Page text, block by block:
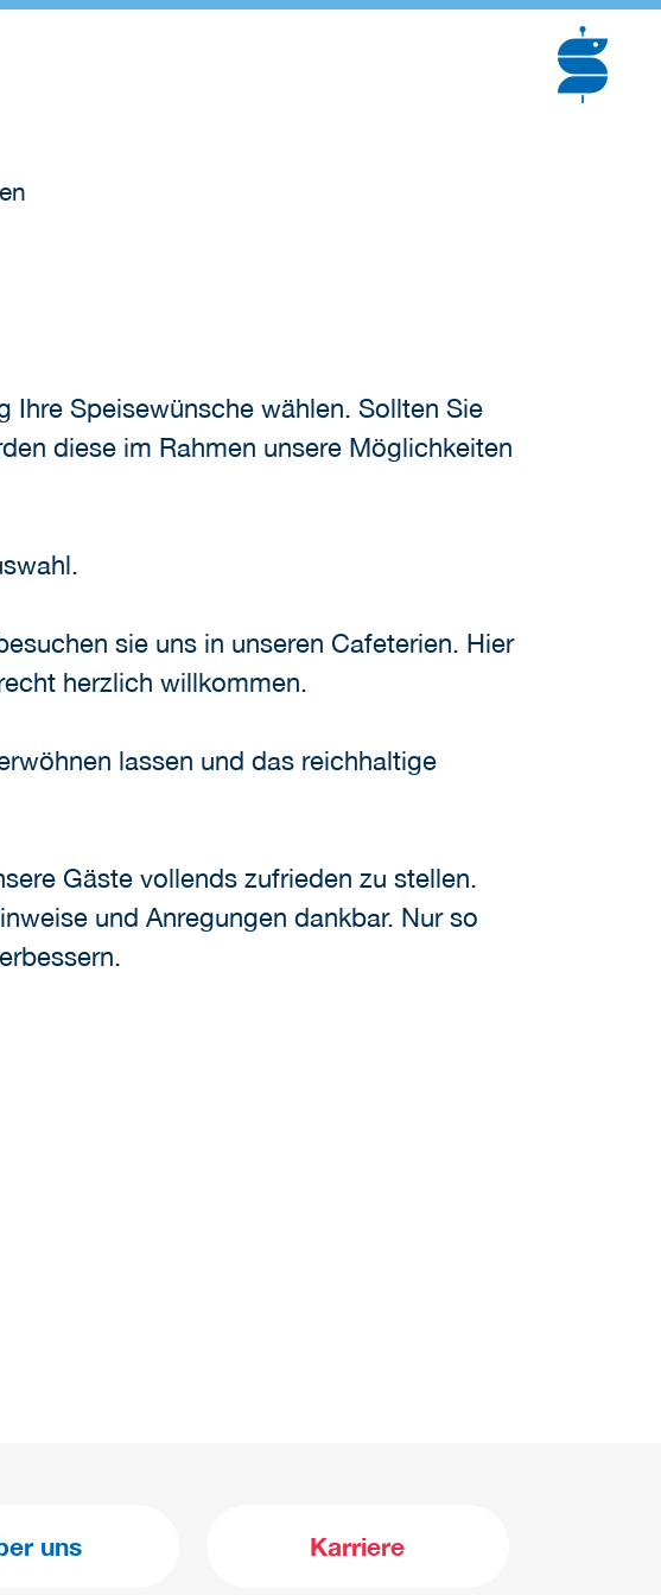
Ihre Speisewünsche wählen. Sollten Sie
diese im Rahmen unsere Möglichkeiten
sie uns in unseren Cafeterien. Hier
herzlich willkommen.
lassen und das reichhaltige
Gäste vollends zufrieden zu stellen.
und Anregungen dankbar. Nur so
uns Karriere